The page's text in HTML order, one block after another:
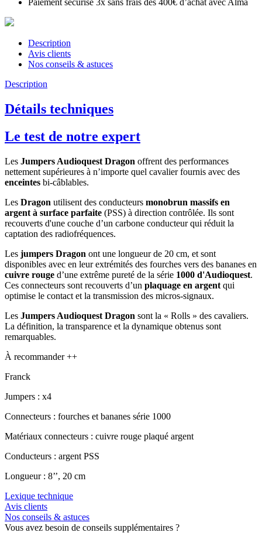
Paiement sécurisé 3x sans frais dès 400€ d’achat avec Alma
Description
Avis clients
Nos conseils & astuces
Description
Détails techniques
Le test de notre expert
Les Jumpers Audioquest Dragon offrent des performances
nettement supérieures à n’importe quel cavalier fournis avec des
enceintes bi-câblables.
Les Dragon utilisent des conducteurs monobrun massifs en
argent à surface parfaite (PSS) à direction contrôlée. Ils sont
recouverts d'une couche d’un carbone conducteur qui réduit la
captation des radiofréquences.
Les jumpers Dragon ont une longueur de 20 cm, et sont
disponibles avec en leur extrémités des fourches vers des bananes en
cuivre rouge d’une extrême pureté de la série 1000 d'Audioquest.
Ces connecteurs sont recouverts d’un plaquage en argent qui
optimise le contact et la transmission des micros-signaux.
Les Jumpers Audioquest Dragon sont la « Rolls » des cavaliers.
La définition, la transparence et la dynamique obtenus sont
remarquables.
À recommander ++
Franck
Jumpers : x4
Connecteurs : fourches et bananes série 1000
Matériaux connecteurs : cuivre rouge plaqué argent
Conducteurs : argent PSS
Longueur : 8’’, 20 cm
Lexique technique
Avis clients
Nos conseils & astuces
Vous avez besoin de conseils supplémentaires ?